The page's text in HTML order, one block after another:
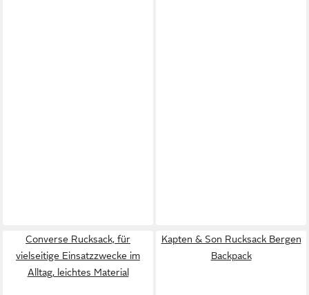
Converse Rucksack, für
vielseitige Einsatzzwecke im
Alltag, leichtes Material
Kapten & Son Rucksack Bergen
Backpack